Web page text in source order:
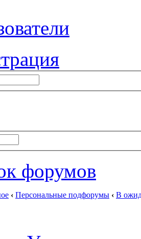
форумов
‹ Персональные подфорумы ‹ В